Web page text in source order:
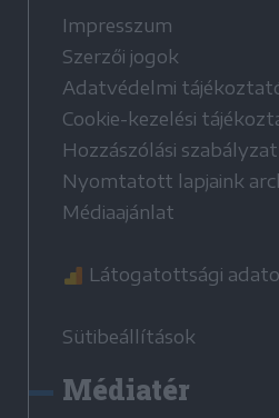
Impresszum
Szerzői jogok
Adatvédelmi
Cookie-kezelési
Hozzászólási szabályzat
Nyomtatott lapjaink
Médiaajánlat
Látogatottsági
Sütibeállítások
Médiatér